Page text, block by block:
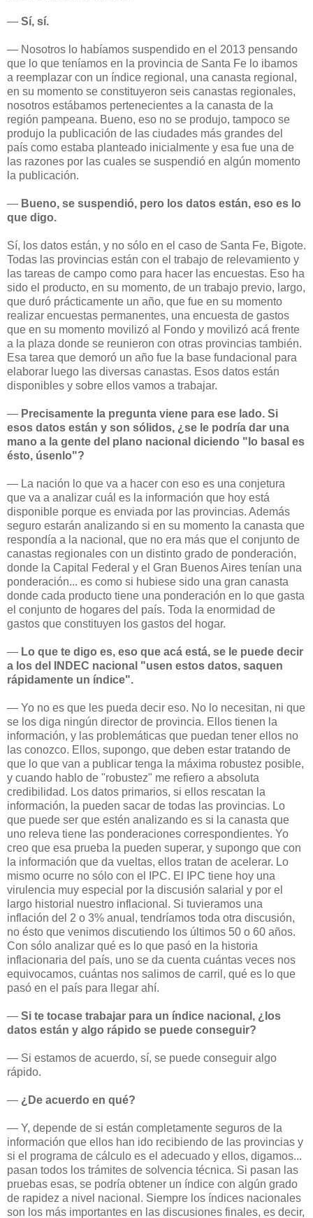
— Sí, sí.
— Nosotros lo habíamos suspendido en el 2013 pensando
que lo que teníamos en la provincia de Santa Fe lo ibamos
a reemplazar con un índice regional, una canasta regional,
en su momento se constituyeron seis canastas regionales,
nosotros estábamos pertenecientes a la canasta de la
región pampeana. Bueno, eso no se produjo, tampoco se
produjo la publicación de las ciudades más grandes del
país como estaba planteado inicialmente y esa fue una de
las razones por las cuales se suspendió en algún momento
la publicación.
— Bueno, se suspendió, pero los datos están, eso es lo
que digo.
Sí, los datos están, y no sólo en el caso de Santa Fe, Bigote.
Todas las provincias están con el trabajo de relevamiento y
las tareas de campo como para hacer las encuestas. Eso ha
sido el producto, en su momento, de un trabajo previo, largo,
que duró prácticamente un año, que fue en su momento
realizar encuestas permanentes, una encuesta de gastos
que en su momento movilizó al Fondo y movilizó acá frente
a la plaza donde se reunieron con otras provincias también.
Esa tarea que demoró un año fue la base fundacional para
elaborar luego las diversas canastas. Esos datos están
disponibles y sobre ellos vamos a trabajar.
— Precisamente la pregunta viene para ese lado. Si
esos datos están y son sólidos, ¿se le podría dar una
mano a la gente del plano nacional diciendo "lo basal es
ésto, úsenlo"?
— La nación lo que va a hacer con eso es una conjetura
que va a analizar cuál es la información que hoy está
disponible porque es enviada por las provincias. Además
seguro estarán analizando si en su momento la canasta que
respondía a la nacional, que no era más que el conjunto de
canastas regionales con un distinto grado de ponderación,
donde la Capital Federal y el Gran Buenos Aires tenían una
ponderación... es como si hubiese sido una gran canasta
donde cada producto tiene una ponderación en lo que gasta
el conjunto de hogares del país. Toda la enormidad de
gastos que constituyen los gastos del hogar.
— Lo que te digo es, eso que acá está, se le puede decir
a los del INDEC nacional "usen estos datos, saquen
rápidamente un índice".
— Yo no es que les pueda decir eso. No lo necesitan, ni que
se los diga ningún director de provincia. Ellos tienen la
información, y las problemáticas que puedan tener ellos no
las conozco. Ellos, supongo, que deben estar tratando de
que lo que van a publicar tenga la máxima robustez posible,
y cuando hablo de "robustez" me refiero a absoluta
credibilidad. Los datos primarios, si ellos rescatan la
información, la pueden sacar de todas las provincias. Lo
que puede ser que estén analizando es si la canasta que
uno releva tiene las ponderaciones correspondientes. Yo
creo que esa prueba la pueden superar, y supongo que con
la información que da vueltas, ellos tratan de acelerar. Lo
mismo ocurre no sólo con el IPC. El IPC tiene hoy una
virulencia muy especial por la discusión salarial y por el
largo historial nuestro inflacional. Si tuvieramos una
inflación del 2 o 3% anual, tendríamos toda otra discusión,
no ésto que venimos discutiendo los últimos 50 o 60 años.
Con sólo analizar qué es lo que pasó en la historia
inflacionaria del país, uno se da cuenta cuántas veces nos
equivocamos, cuántas nos salimos de carril, qué es lo que
pasó en el país para llegar ahí.
— Si te tocase trabajar para un índice nacional, ¿los
datos están y algo rápido se puede conseguir?
— Si estamos de acuerdo, sí, se puede conseguir algo
rápido.
— ¿De acuerdo en qué?
— Y, depende de si están completamente seguros de la
información que ellos han ido recibiendo de las provincias y
si el programa de cálculo es el adecuado y ellos, digamos...
pasan todos los trámites de solvencia técnica. Si pasan las
pruebas esas, se podría obtener un índice con algún grado
de rapidez a nivel nacional. Siempre los índices nacionales
son los más importantes en las discusiones finales, es decir,